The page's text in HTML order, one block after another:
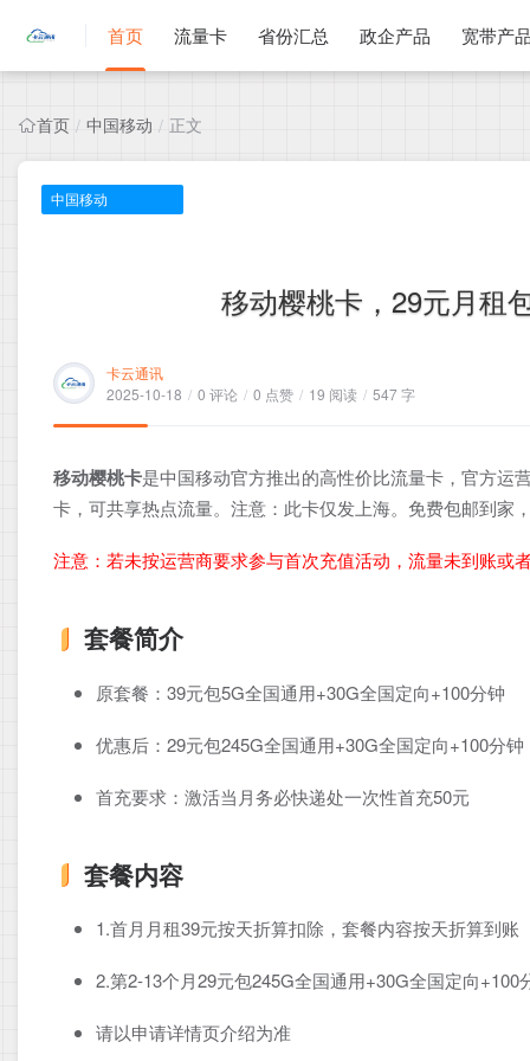
首页 流量卡 省份汇总 政企产品 宽带产
首页 / 中国移动 / 正文
中国移动
移动樱桃卡，29元月租
卡云通讯
2025-10-18 / 0 评论 / 0 点赞 / 19 阅读 / 547 字
移动樱桃卡是中国移动官方推出的高性价比流量卡，官方运
卡，可共享热点流量。注意：此卡仅发上海。免费包邮到家
注意：若未按运营商要求参与首次充值活动，流量未到账或
套餐简介
原套餐：39元包5G全国通用+30G全国定向+100分钟
优惠后：29元包245G全国通用+30G全国定向+100分钟
首充要求：激活当月务必快递处一次性首充50元
套餐内容
1.首月月租39元按天折算扣除，套餐内容按天折算到账
2.第2-13个月29元包245G全国通用+30G全国定向+100
请以申请详情页介绍为准